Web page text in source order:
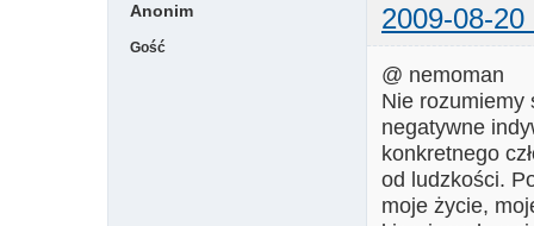
Anonim 2009-08-20
Gość
@ nemoman
Nie
negatywne
konkretnego
od ludzkości.
moje życie,